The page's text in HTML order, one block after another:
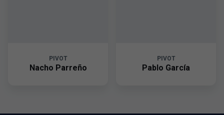
PIVOT
Nacho Parreño
PIVOT
Pablo García